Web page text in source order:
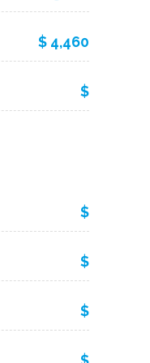
$ 4,460
$
$
$
$